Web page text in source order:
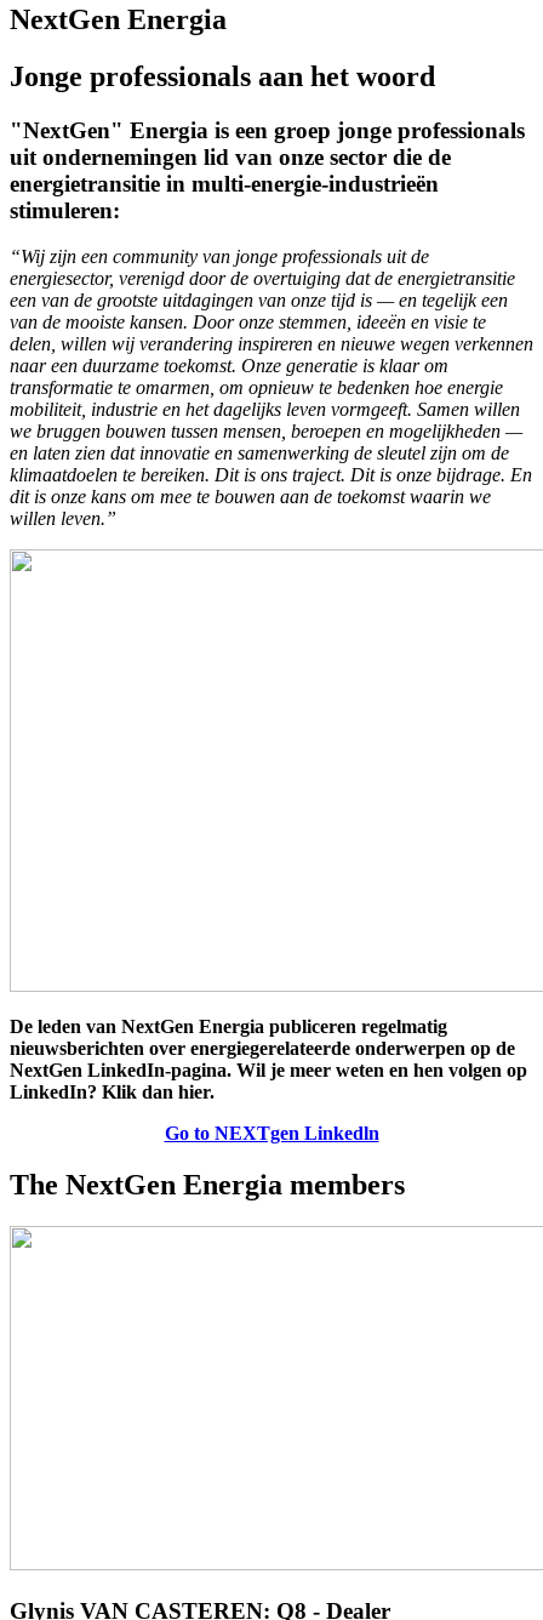
NextGen Energia
Jonge professionals aan het woord
"NextGen" Energia is een groep jonge professionals
uit ondernemingen lid van onze sector die de
energietransitie in multi-energie-industrieën
stimuleren:
“Wij zijn een community van jonge professionals uit de
energiesector, verenigd door de overtuiging dat de energietransitie
een van de grootste uitdagingen van onze tijd is — en tegelijk een
van de mooiste kansen. Door onze stemmen, ideeën en visie te
delen, willen wij verandering inspireren en nieuwe wegen verkennen
naar een duurzame toekomst. Onze generatie is klaar om
transformatie te omarmen, om opnieuw te bedenken hoe energie
mobiliteit, industrie en het dagelijks leven vormgeeft. Samen willen
we bruggen bouwen tussen mensen, beroepen en mogelijkheden —
en laten zien dat innovatie en samenwerking de sleutel zijn om de
klimaatdoelen te bereiken. Dit is ons traject. Dit is onze bijdrage. En
dit is onze kans om mee te bouwen aan de toekomst waarin we
willen leven.”
De leden van NextGen Energia publiceren regelmatig
nieuwsberichten over energiegerelateerde onderwerpen op de
NextGen LinkedIn-pagina. Wil je meer weten en hen volgen op
LinkedIn? Klik dan hier.
Go to NEXTgen Linkedln
The NextGen Energia members
Glynis VAN CASTEREN: Q8 - Dealer